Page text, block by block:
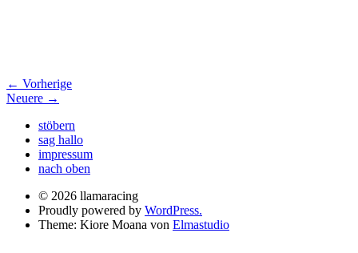
← Vorherige
Neuere →
stöbern
sag hallo
impressum
nach oben
© 2026 llamaracing
Proudly powered by WordPress.
Theme: Kiore Moana von Elmastudio